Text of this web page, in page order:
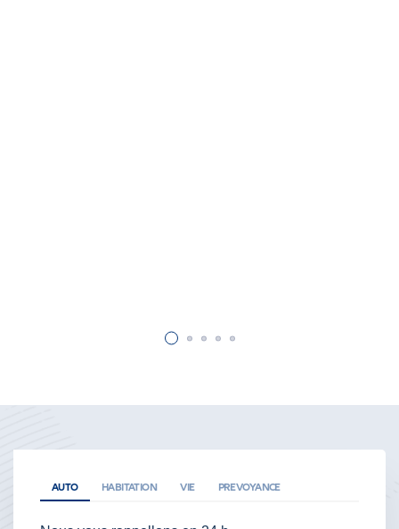
AUTO HABITATION VIE PREVOYANCE